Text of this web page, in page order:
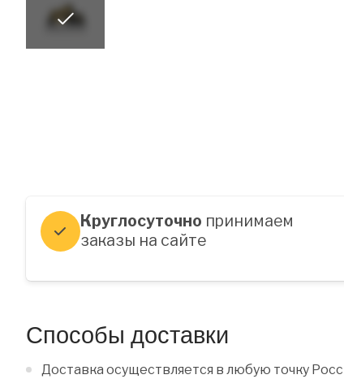
Круглосуточно принимаем
заказы на сайте
Способы доставки
Доставка осуществляется в любую точку